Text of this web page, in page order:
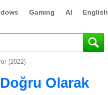
Gaming AI English
(2022)
Olarak